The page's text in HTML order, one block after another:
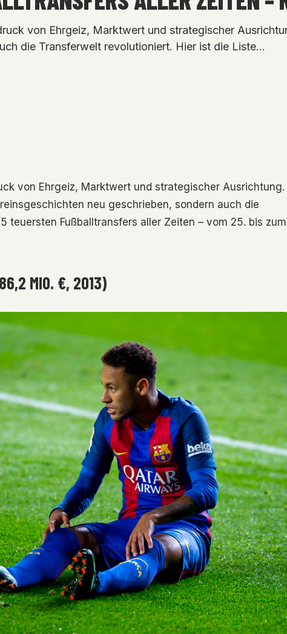
von Ehrgeiz, Marktwert und strategischer
die Transferwelt revolutioniert. Hier ist die Liste…
von Ehrgeiz, Marktwert und strategischer Ausrichtung.
neu geschrieben, sondern auch die
teuersten Fußballtransfers aller Zeiten – vom 25. bis zum
MIO. €, 2013)